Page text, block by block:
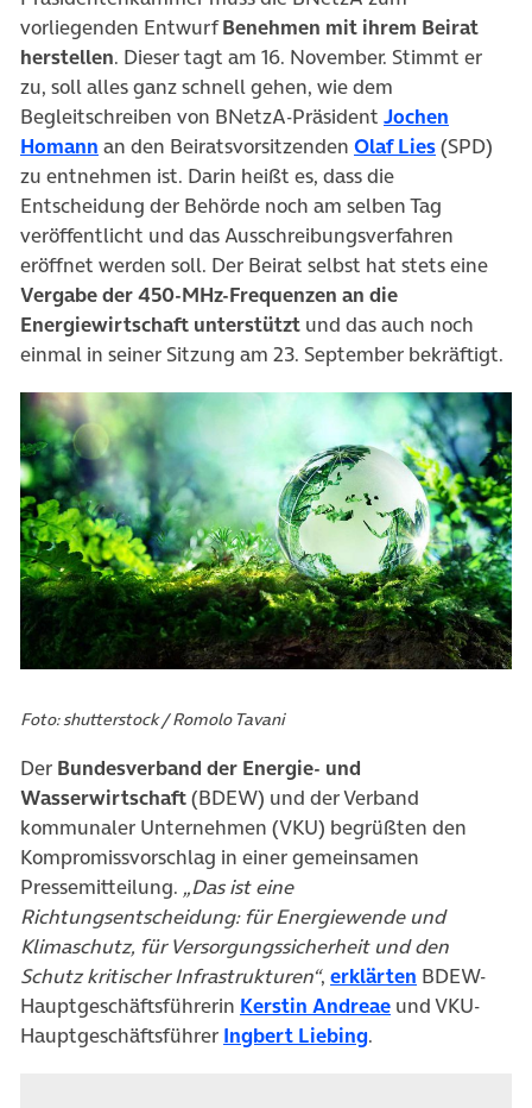
vorliegenden EntwurfBenehmen mit ihrem Beirat
herstellen. Dieser tagt am 16. November. Stimmt er
zu, soll alles ganz schnell gehen, wie dem
Begleitschreiben von BNetzA-Präsident Jochen
Homann (öffnet in neuem Tab)
an den Beiratsvorsitzenden Olaf Lies(öffnet in
(SPD)
zu entnehmen ist. Darin heißt es, dass die
Entscheidung der Behörde noch am selben Tag
veröffentlicht und das Ausschreibungsverfahren
eröffnet werden soll. Der Beirat selbst hat stets eine
Vergabe der 450-MHz-Frequenzen an die
Energiewirtschaft unterstützt und das auch noch
einmal in seiner Sitzung am 23. September bekräftigt.
Foto: shutterstock / Romolo Tavani
Der Bundesverband der Energie- und
Wasserwirtschaft(BDEW) und der Verband
kommunaler Unternehmen (VKU) begrüßten den
Kompromissvorschlag in einer gemeinsamen
Pressemitteilung. „Das ist eine
Richtungsentscheidung: für Energiewende und
Klimaschutz, für Versorgungssicherheit und den
Schutz kritischer Infrastrukturen“, erklärten (öffnet in
BDEW-
Hauptgeschäftsführerin Kerstin Andreae(öffnet in
und VKU-
Hauptgeschäftsführer Ingbert Liebing(öffnet in neuem
.